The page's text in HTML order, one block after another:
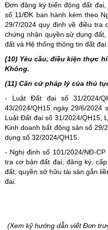
Đơn đăng ký biến động đất
số 11/ĐK ban hành kèm theo
29/7/2024 quy định về điều tra
chứng nhận quyền sử dụng
đất và Hệ thống thông tin đất đai.
(10) Yêu cầu, điều kiện thực
Không.
(11) Căn cứ pháp lý của thủ
- Luật Đất đai số 31/2024/
43/2024/QH15 ngày 29/6/
Luật Đất đai số 31/2024/QH15,
Kinh doanh bất động sản số 29/
dụng số 32/2024/QH15.
- Nghị định số 101/2024/NĐ-CP
tra cơ bản đất đai; đăng ký,
đất, quyền sở hữu tài sản gắn
đai.
(Xem kỹ hướng dẫn viết Đơn